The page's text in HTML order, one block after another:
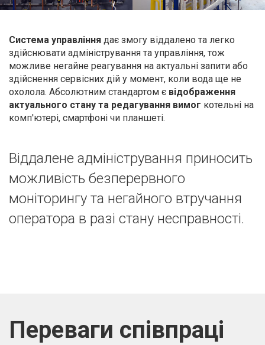
Система управління дає змогу віддалено та легко
здійснювати адміністрування та управління, тож
можливе негайне реагування на актуальні запити або
здійснення сервісних дій у момент, коли вода ще не
охолола. Абсолютним стандартом є відображення
актуального стану та редагування вимог котельні на
комп'ютері, смартфоні чи планшеті.
Віддалене адміністрування приносить
можливість безперервного
моніторингу та негайного втручання
оператора в разі стану несправності.
Переваги співпраці